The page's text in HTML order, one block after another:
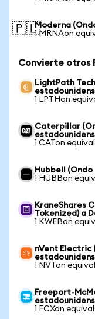
🇵🇱Moderna
1 MRNAon
Convierte otros
LightPath
1 LPTHon
Caterpillar
1 CATon
Hubbell
1 HUBBon
KraneShares
Tokenized) a
1 KWEBon
nVent Electric
1 NVTon
Freeport-
1 FCXon